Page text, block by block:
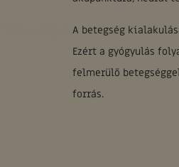
A betegség
Ezért a gyógyulás
felmerülő
forrás.